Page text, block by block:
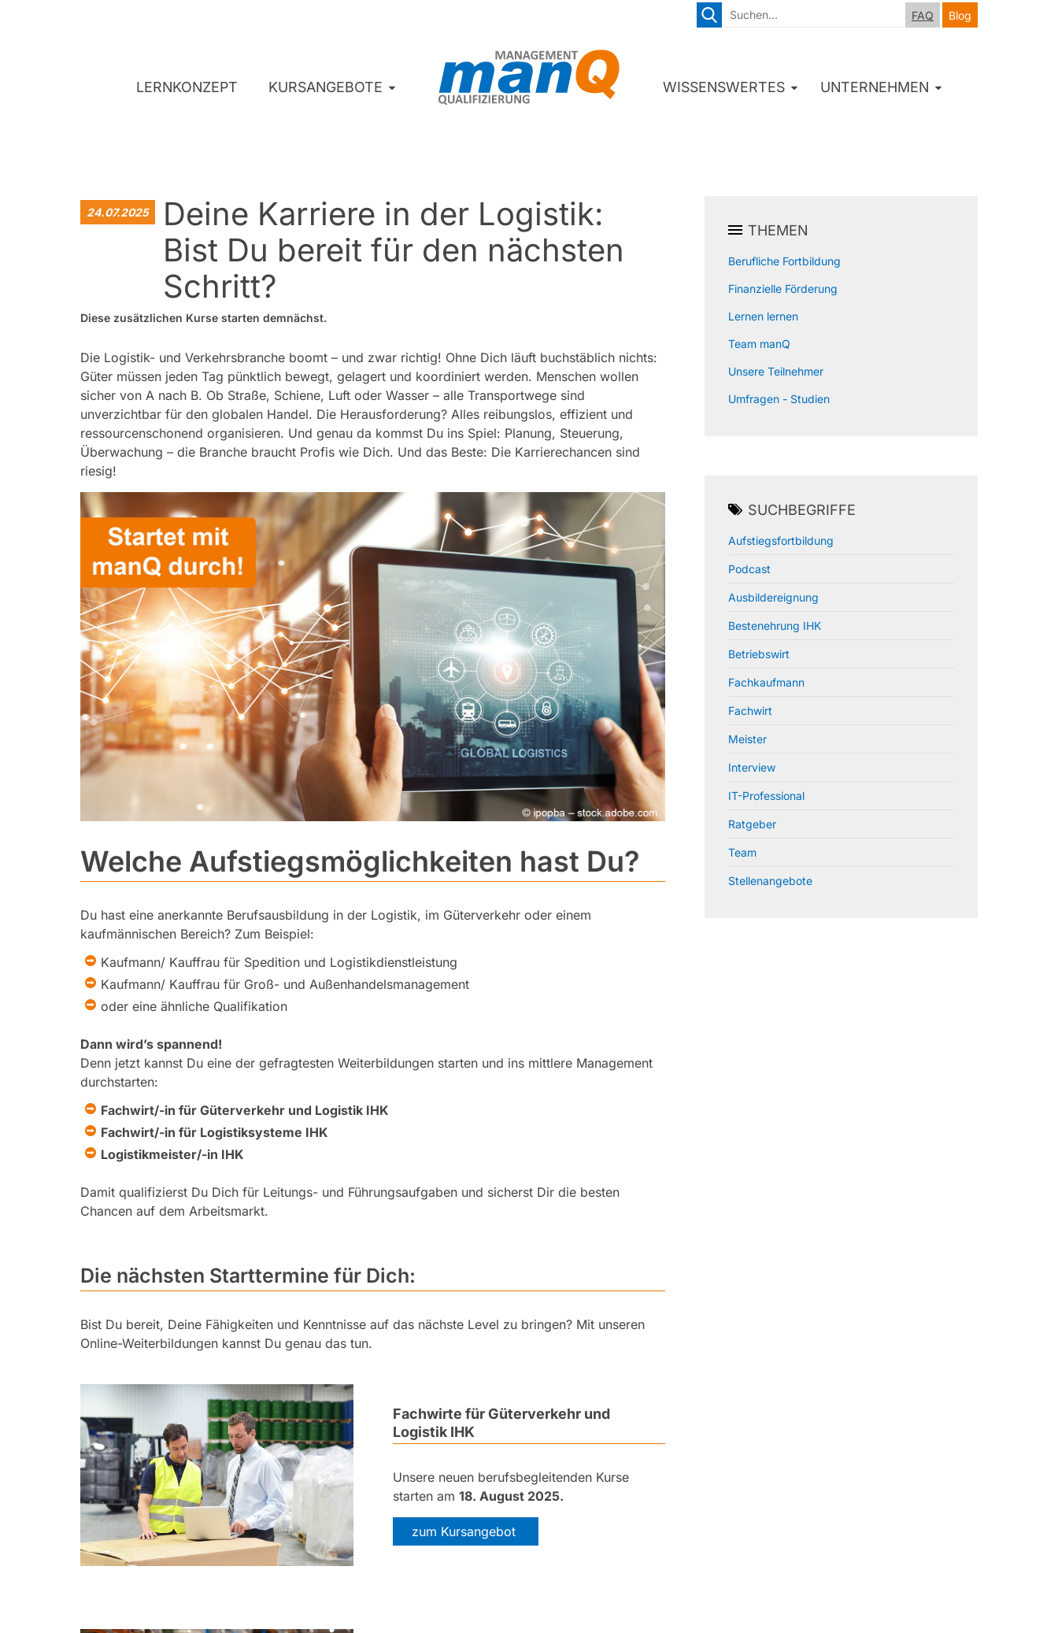
FAQ Blog
LERNKONZEPT KURSANGEBOTE WISSENSWERTES UNTERNEHMEN
24.07.2025
Deine Karriere in der Logistik:
Bist Du bereit für den nächsten
Schritt?
Diese zusätzlichen Kurse starten demnächst.
Die Logistik- und Verkehrsbranche boomt – und zwar richtig! Ohne Dich läuft buchstäblich nichts:
Güter müssen jeden Tag pünktlich bewegt, gelagert und koordiniert werden. Menschen wollen
sicher von A nach B. Ob Straße, Schiene, Luft oder Wasser – alle Transportwege sind
unverzichtbar für den globalen Handel. Die Herausforderung? Alles reibungslos, effizient und
ressourcenschonend organisieren. Und genau da kommst Du ins Spiel: Planung, Steuerung,
Überwachung – die Branche braucht Profis wie Dich. Und das Beste: Die Karrierechancen sind
riesig!
Welche Aufstiegsmöglichkeiten hast Du?
Du hast eine anerkannte Berufsausbildung in der Logistik, im Güterverkehr oder einem
kaufmännischen Bereich? Zum Beispiel:
Kaufmann/ Kauffrau für Spedition und Logistikdienstleistung
Kaufmann/ Kauffrau für Groß- und Außenhandelsmanagement
oder eine ähnliche Qualifikation
Dann wird’s spannend!
Denn jetzt kannst Du eine der gefragtesten Weiterbildungen starten und ins mittlere Management
durchstarten:
Fachwirt/-in für Güterverkehr und Logistik IHK
Fachwirt/-in für Logistiksysteme IHK
Logistikmeister/-in IHK
Damit qualifizierst Du Dich für Leitungs- und Führungsaufgaben und sicherst Dir die besten
Chancen auf dem Arbeitsmarkt.
Die nächsten Starttermine für Dich:
Bist Du bereit, Deine Fähigkeiten und Kenntnisse auf das nächste Level zu bringen? Mit unseren
Online-Weiterbildungen kannst Du genau das tun.
Fachwirte für Güterverkehr und
Logistik IHK
Unsere neuen berufsbegleitenden Kurse
starten am 18. August 2025.
zum Kursangebot
THEMEN
Berufliche Fortbildung
Finanzielle Förderung
Lernen lernen
Team manQ
Unsere Teilnehmer
Umfragen - Studien
SUCHBEGRIFFE
Aufstiegsfortbildung
Podcast
Ausbildereignung
Bestenehrung IHK
Betriebswirt
Fachkaufmann
Fachwirt
Meister
Interview
IT-Professional
Ratgeber
Team
Stellenangebote